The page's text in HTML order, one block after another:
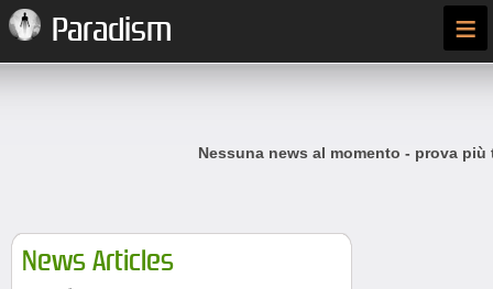
Paradism ≡
Nessuna news al momento - prova più
News Articles